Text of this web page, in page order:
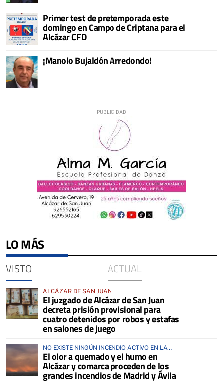
Primer test de pretemporada este
domingo en Campo de Criptana para el
Alcázar CFD
¡Manolo Bujaldón Arredondo!
LO MÁS
VISTO ACTUAL
ALCÁZAR DE SAN JUAN
El juzgado de Alcázar de San Juan
decreta prisión provisional para
cuatro detenidos por robos y estafas
en salones de juego
NO EXISTE NINGÚN INCENDIO ACTIVO EN LA
COMARCA
El olor a quemado y el humo en
Alcázar y comarca proceden de los
grandes incendios de Madrid y Ávila